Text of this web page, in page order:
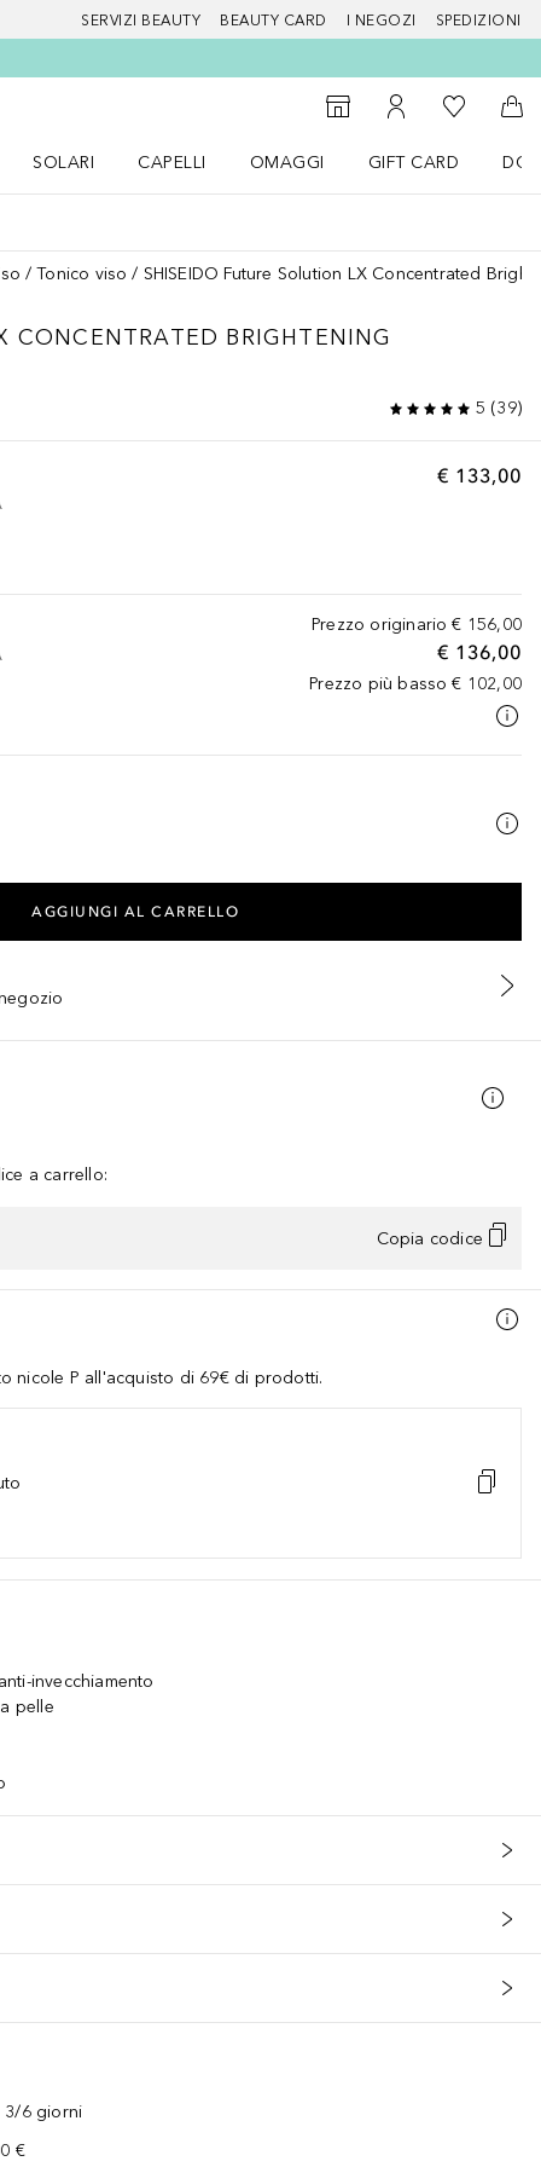
SERVIZI BEAUTY BEAUTY CARD I NEGOZI SPEDIZIONI
StorefinderAl Mio Account
Alla Mia
Al
SOLARI
CAPELLI
OMAGGI
GIFT CARD
Tonico viso SHISEIDO Future Solution LX Concentrated
CONCENTRATED BRIGHTENING
5 (39)
€ 133,00
Prezzo originario € 156,00
€ 136,00
Prezzo più basso € 102,00
AGGIUNGI AL CARRELLO
a carrello:
Copia codice
nicole P all'acquisto di 69€ di prodotti.
invecchiamento
pelle
3/6 giorni
€